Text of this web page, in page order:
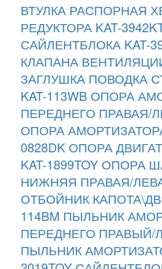
ВТУЛКА РАСПОРНАЯ
РЕДУКТОРА KAT-
САЙЛЕНТБЛОКА KAT-
КЛАПАНА ВЕНТИЛЯЦИИ
ЗАГЛУШКА ПОВОДКА
KAT-113WB ОПОРА
ПЕРЕДНЕГО ПРАВАЯ/
ОПОРА
0828DK ОПОРА
KAT-1899TOY ОПОРА
НИЖНЯЯ ПРАВАЯ/
ОТБОЙНИК
114BM ПЫЛЬНИК
ПЕРЕДНЕГО ПРАВЫЙ/
ПЫЛЬНИК